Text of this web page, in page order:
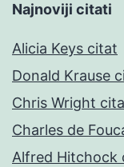
Najnoviji citati
Alicia Keys citat
Donald Krause
Chris Wright
Charles de
Alfred Hitchock